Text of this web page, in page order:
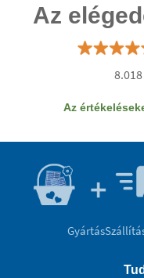
Az
Az
Gyártás